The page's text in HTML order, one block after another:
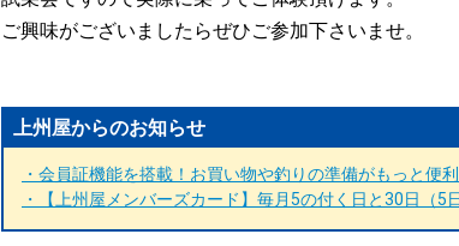
ご興味がございましたらぜひご参加下さいませ。
上州屋からのお知らせ
・会員証機能を搭載！お買い物や釣りの準備がもっと便
・【上州屋メンバーズカード】毎月5の付く日と30日（5